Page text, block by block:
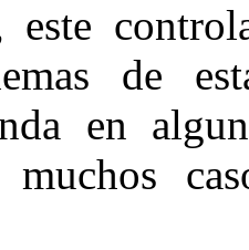
este
de
en
muchos